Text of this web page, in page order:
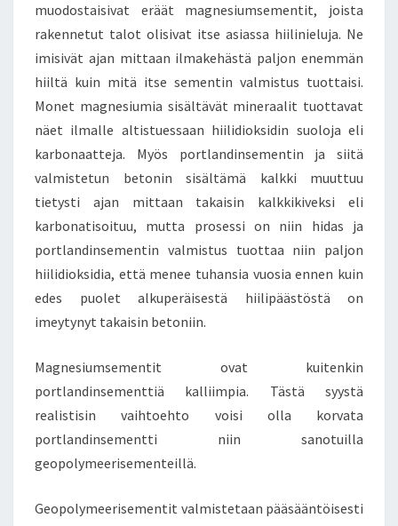
O
E
H
T
O
A
S
I
T
E
N
K
I
E
K
muodostaisivat eräät magnesiumsementit, joista
rakennetut talot olisivat itse asiassa hiilinieluja. Ne
imisivät ajan mittaan ilmakehästä paljon enemmän
hiiltä kuin mitä itse sementin valmistus tuottaisi.
Monet magnesiumia sisältävät mineraalit tuottavat
näet ilmalle altistuessaan hiilidioksidin suoloja eli
karbonaatteja. Myös portlandinsementin ja siitä
valmistetun betonin sisältämä kalkki muuttuu
tietysti ajan mittaan takaisin kalkkikiveksi eli
karbonatisoituu, mutta prosessi on niin hidas ja
portlandinsementin valmistus tuottaa niin paljon
hiilidioksidia, että menee tuhansia vuosia ennen kuin
edes puolet alkuperäisestä hiilipäästöstä on
imeytynyt takaisin betoniin.
Magnesiumsementit ovat kuitenkin
portlandinsementtiä kalliimpia. Tästä syystä
realistisin vaihtoehto voisi olla korvata
portlandinsementti niin sanotuilla
geopolymeerisementeillä.
Geopolymeerisementit valmistetaan pääsääntöisesti